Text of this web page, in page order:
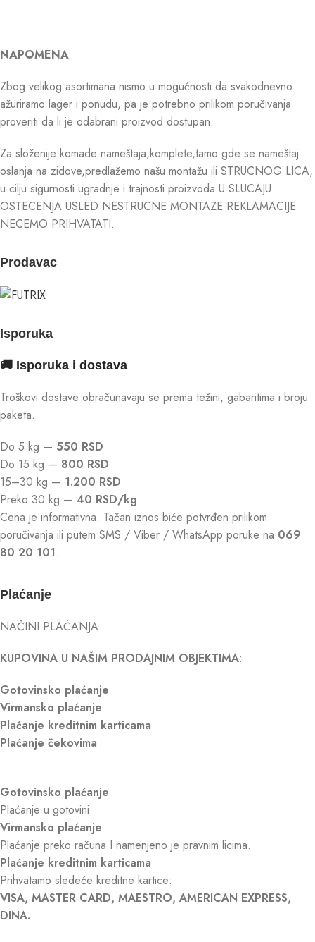
NAPOMENA
Zbog velikog asortimana nismo u mogućnosti da svakodnevno
ažuriramo lager i ponudu, pa je potrebno prilikom poručivanja
proveriti da li je odabrani proizvod dostupan.
Za složenije komade nameštaja,komplete,tamo gde se nameštaj
oslanja na zidove,predlažemo našu montažu ili STRUCNOG LICA,
u cilju sigurnosti ugradnje i trajnosti proizvoda.U SLUCAJU
OSTECENJA USLED NESTRUCNE MONTAZE REKLAMACIJE
NECEMO PRIHVATATI.
Prodavac
Isporuka
🚚 Isporuka i dostava
Troškovi dostave obračunavaju se prema težini, gabaritima i broju
paketa.
Do 5 kg — 550 RSD
Do 15 kg — 800 RSD
15–30 kg — 1.200 RSD
Preko 30 kg — 40 RSD/kg
Cena je informativna. Tačan iznos biće potvrđen prilikom
poručivanja ili putem SMS / Viber / WhatsApp poruke na 069
80 20 101.
Plaćanje
NAČINI PLAĆANJA
KUPOVINA U NAŠIM PRODAJNIM OBJEKTIMA:
Gotovinsko plaćanje
Virmansko plaćanje
Plaćanje kreditnim karticama
Plaćanje čekovima
Gotovinsko plaćanje
Plaćanje u gotovini.
Virmansko plaćanje
Plaćanje preko računa I namenjeno je pravnim licima.
Plaćanje kreditnim karticama
Prihvatamo sledeće kreditne kartice:
VISA, MASTER CARD, MAESTRO, AMERICAN EXPRESS,
DINA.